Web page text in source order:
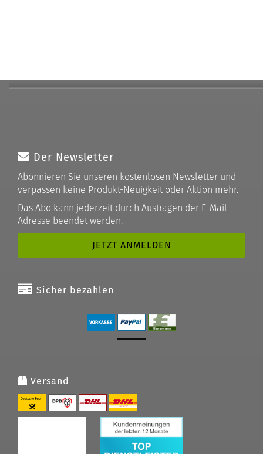
Der Newsletter
Abonnieren Sie unseren kostenlosen Newsletter und
verpassen keine Produkt-Neuigkeit oder Aktion mehr.
Das Abo kann jederzeit durch Austragen der E-Mail-
Adresse beendet werden.
Sicher bezahlen
Versand